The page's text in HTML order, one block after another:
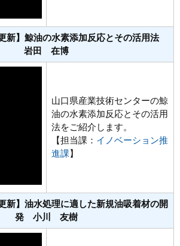
新】鯨油の水素添加反応とその活用法
岩田 在博
山口県産業技術センターの鯨
油の水素添加反応とその活用
法をご紹介します。
【担当課： イノベーション推
進課】
新】油水処理に適した新規油吸着材の開
発 小川 友樹